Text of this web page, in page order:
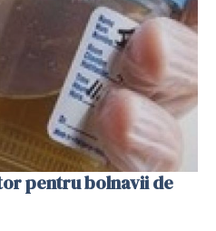
pentru bolnavii de